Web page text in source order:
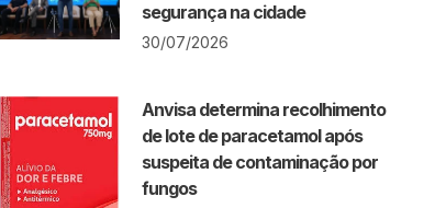
segurança na cidade
30/07/2026
Anvisa determina recolhimento
de lote de paracetamol após
suspeita de contaminação por
fungos